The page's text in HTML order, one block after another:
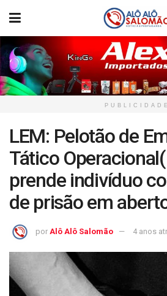
PUBLICIDADE
LEM: Pelotão de
Tático
prende indivíduo
de prisão em
por Alô Alô Salomão 4 anos